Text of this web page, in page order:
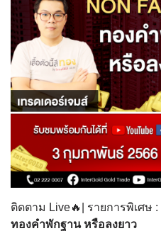
ติดตาม Live🔥| รายการพิเศษ :
ทองคำพักฐาน หรือลงยาว